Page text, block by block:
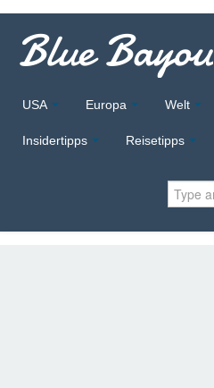
Blue Bayou
USA Europa Welt
Insidertipps Reisetipps